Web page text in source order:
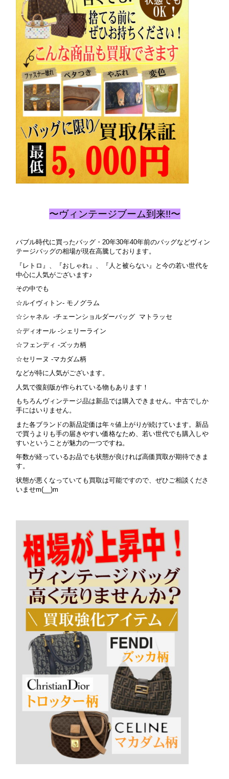
〜ヴィンテージブーム到来!!〜
バブル時代に買ったバッグ・20年30年40年前のバッグなどヴィン
テージバッグの相場が現在高騰しております。
『レトロ』、『おしゃれ』、『人と被らない』と今の若い世代を
中心に人気がございます♪
その中でも
☆ルイヴィトン- モノグラム
☆シャネル -チェーンショルダーバッグ マトラッセ
☆ディオール -シェリーライン
☆フェンディ -ズッカ柄
☆セリーヌ -マカダム柄
などが特に人気がございます。
人気で復刻版が作られている物もあります！
もちろんヴィンテージ品は新品では購入できません。中古でしか
手にはいりません。
また各ブランドの新品定価は年々値上がりが続けています。新品
で買うよりも手の届きやすい価格なため、若い世代でも購入しや
すいということが魅力の一つですね。
年数が経っているお品でも状態が良ければ高価買取が期待できま
す。
状態が悪くなっていても買取は可能ですので、ぜひご相談くださ
いませm(__)m